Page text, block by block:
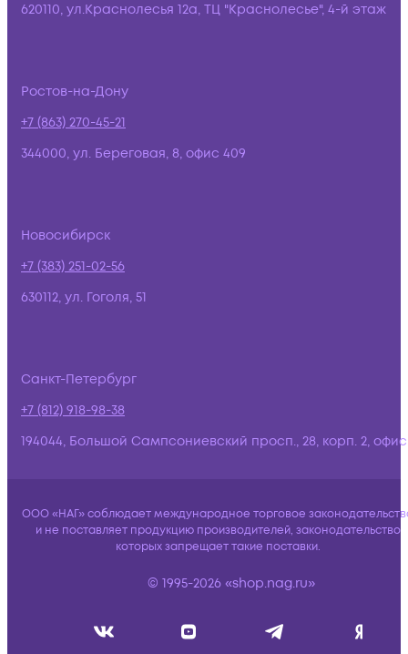
620110, ул.Краснолесья 12а, ТЦ "Краснолесье", 4-й этаж
Ростов-на-Дону
+7 (863) 270-45-21
344000, ул. Береговая, 8, офис 409
Новосибирск
+7 (383) 251-02-56
630112, ул. Гоголя, 51
Санкт-Петербург
+7 (812) 918-98-38
194044, Большой Сампсониевский просп., 28, корп. 2,
ООО «НАГ» соблюдает международное торговое
и не поставляет продукцию производителей, законодательство
которых запрещает такие поставки.
© 1995-2026 «shop.nag.ru»